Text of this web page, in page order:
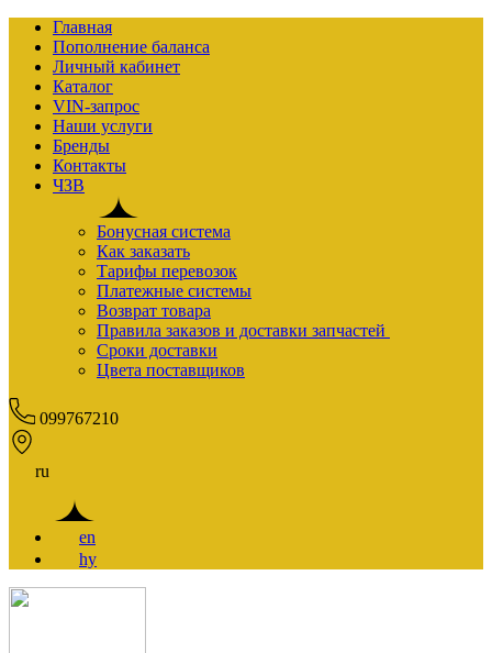
Главная
Пополнение баланса
Личный кабинет
Каталог
VIN-запрос
Наши услуги
Бренды
Контакты
ЧЗВ
Бонусная система
Как заказать
Тарифы перевозок
Платежные системы
Возврат товара
Правила заказов и доставки запчастей
Сроки доставки
Цвета поставщиков
099767210
ru
en
hy